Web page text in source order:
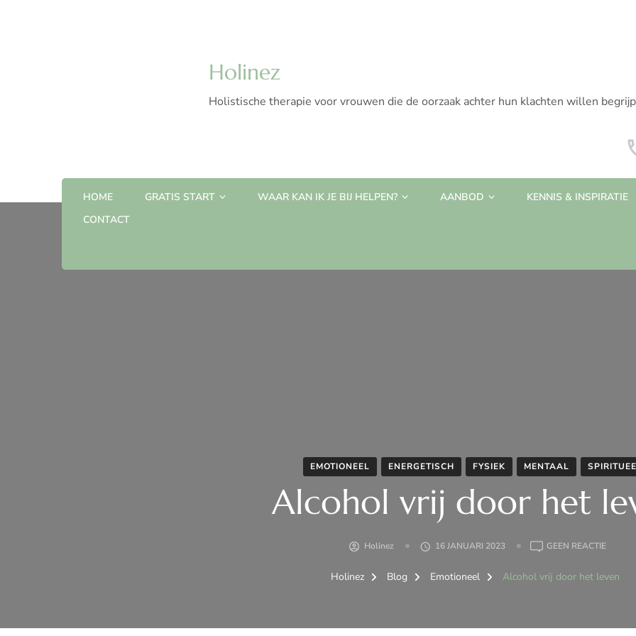
Holinez
Holistische therapie voor vrouwen die de oorzaak achter hun klachten willen
HOME GRATIS START WAAR KAN IK JE BIJ HELPEN? AANBOD KENNIS & INSPIRATIE
CONTACT
EMOTIONEEL ENERGETISCH FYSIEK MENTAAL
Alcohol vrij door het
Holinez 16 JANUARI 2023 GEEN REACTIE
VRIJ
Holinez Blog Emotioneel Alcohol vrij door het leven